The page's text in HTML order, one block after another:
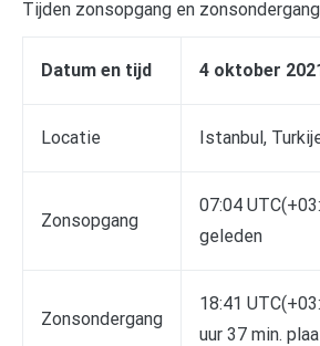
Tijden zonsopgang en
Datum en tijd 4 oktober
Locatie Istanbul,
Zonsopgang
07:04
geleden
Zonsondergang
18:41
uur 37 min.